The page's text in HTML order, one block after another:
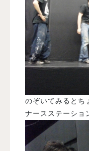
のぞいてみるとち
ナースステーショ